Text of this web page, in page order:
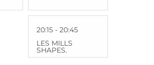
20:15 - 20:45
LES MILLS
SHAPES.